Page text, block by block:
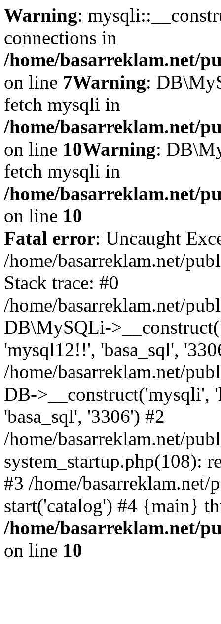
Warning:
connections in
/home/basarreklam.net/
on line 7Warning:
fetch mysqli in
/home/basarreklam.net/
on line 10Warning:
fetch mysqli in
/home/basarreklam.net/
on line 10
Fatal error: Uncaught
/home/basarreklam.net/
Stack trace: #0
/home/basarreklam.net/
DB\MySQLi-
'mysql12!!', 'basa_sql',
/home/basarreklam.net/
DB->__construct('mysqli',
'basa_sql', '3306') #2
/home/basarreklam.net/
system_startup.php(108):
#3 /home/
start('catalog') #4 {main}
/home/basarreklam.net/
on line 10